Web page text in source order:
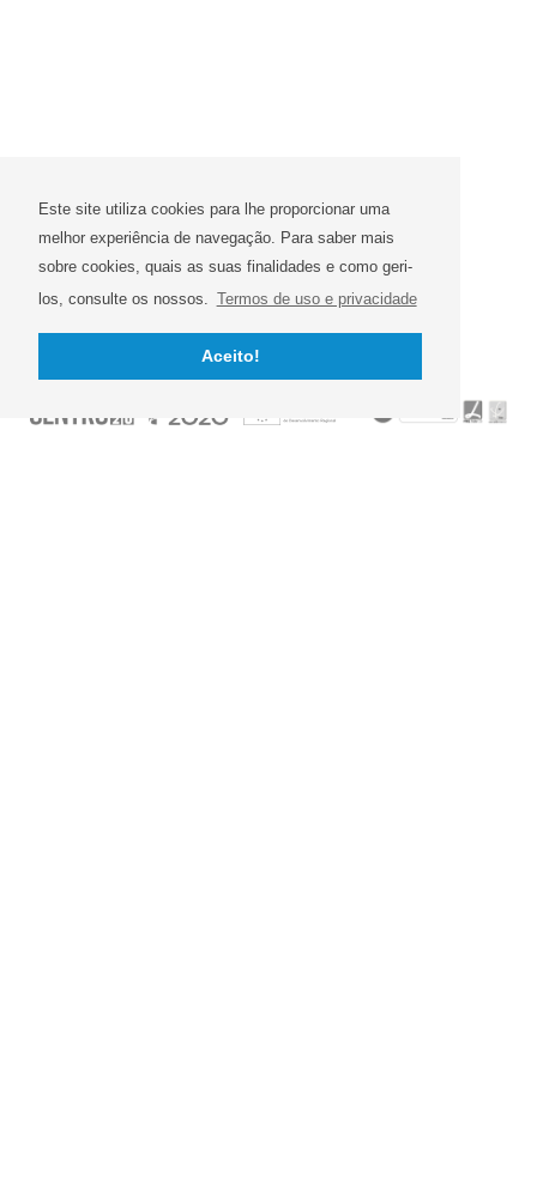
Este site utiliza cookies para lhe proporcionar uma
melhor experiência de navegação. Para saber mais
sobre cookies, quais as suas finalidades e como geri-
los, consulte os nossos.
Termos de uso e privacidade
Aceito!